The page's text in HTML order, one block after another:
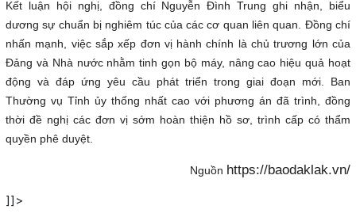
Kết luận hội nghị, đồng chí Nguyễn Đình Trung ghi nhận, biểu
dương sự chuẩn bị nghiêm túc của các cơ quan liên quan. Đồng chí
nhấn mạnh, việc sắp xếp đơn vị hành chính là chủ trương lớn của
Đảng và Nhà nước nhằm tinh gọn bộ máy, nâng cao hiệu quả hoạt
động và đáp ứng yêu cầu phát triển trong giai đoạn mới. Ban
Thường vụ Tỉnh ủy thống nhất cao với phương án đã trình, đồng
thời đề nghị các đơn vị sớm hoàn thiện hồ sơ, trình cấp có thẩm
quyền phê duyệt.
Nguồn https://baodaklak.vn/
]]>